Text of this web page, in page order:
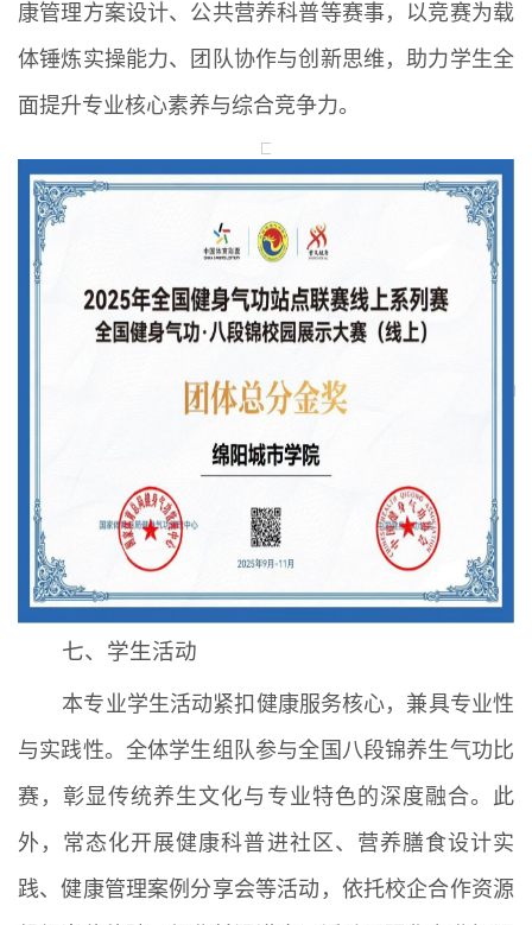
康管理方案设计、公共营养科普等赛事，以竞赛为载
体锤炼实操能力、团队协作与创新思维，助力学生全
面提升专业核心素养与综合竞争力。
七、学生活动
本专业学生活动紧扣健康服务核心，兼具专业性
与实践性。全体学生组队参与全国八段锦养生气功比
赛，彰显传统养生文化与专业特色的深度融合。此
外，常态化开展健康科普进社区、营养膳食设计实
践、健康管理案例分享会等活动，依托校企合作资源